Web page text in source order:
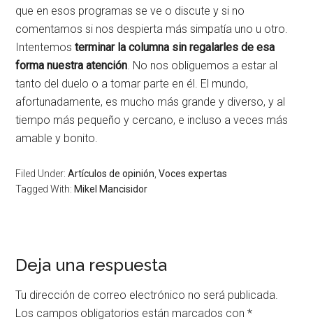
que en esos programas se ve o discute y si no
comentamos si nos despierta más simpatía uno u otro.
Intentemos terminar la columna sin regalarles de esa
forma nuestra atención . No nos obliguemos a estar al
tanto del duelo o a tomar parte en él. El mundo,
afortunadamente, es mucho más grande y diverso, y al
tiempo más pequeño y cercano, e incluso a veces más
amable y bonito.
Filed Under:Artículos de opinión ,Voces expertas
Tagged With: Mikel Mancisidor
Deja una respuesta
Tu dirección de correo electrónico no será publicada.
Los campos obligatorios están marcados con*